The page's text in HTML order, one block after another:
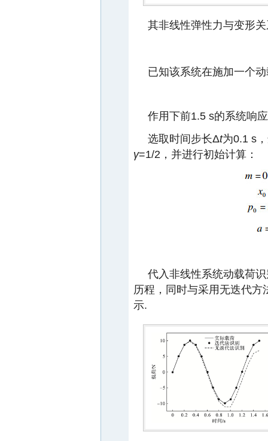
其非线性弹性力与变形
已知该系统在施加一个
作用下前1.5 s的系统响应
选取时间步长Δt为0.1 s
γ=1/2，并进行初始计算：
代入非线性系统动载荷
历程，同时与采用无迭代
示.